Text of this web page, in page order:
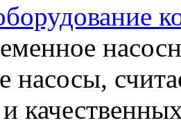
насосы,